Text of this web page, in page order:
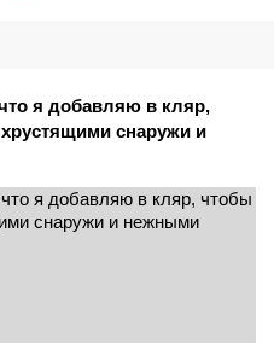
я добавляю в кляр,
снаружи и